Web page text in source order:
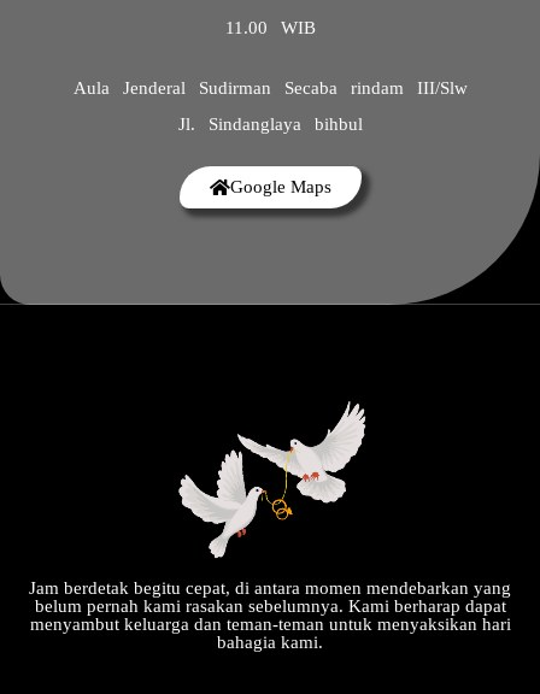
11.00 WIB
Aula Jenderal Sudirman Secaba rindam III/Slw
Jl. Sindanglaya bihbul
Google Maps
Jam berdetak begitu cepat, di antara momen mendebarkan yang
belum pernah kami rasakan sebelumnya. Kami berharap dapat
menyambut keluarga dan teman-teman untuk menyaksikan hari
bahagia kami.